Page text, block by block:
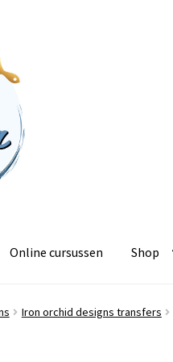
Online cursussen Shop
Iron orchid designs transfers